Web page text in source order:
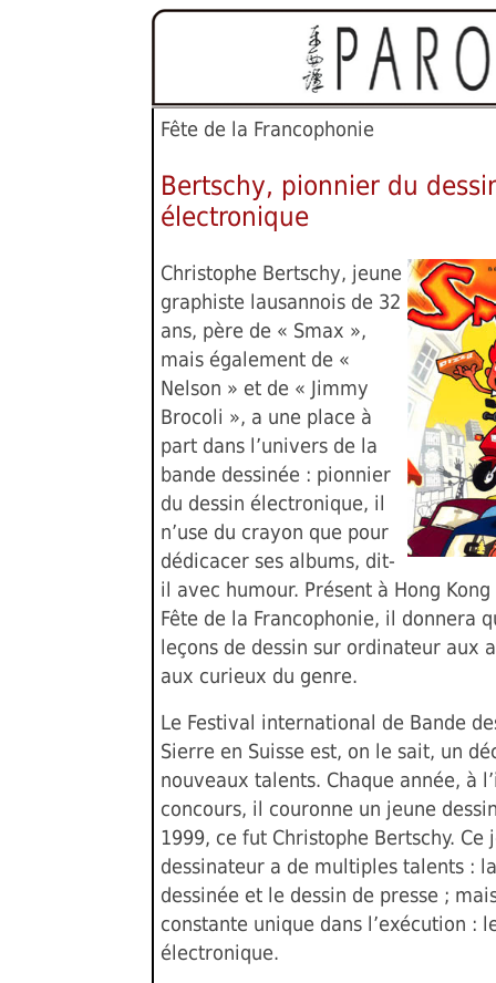
Fête de la Francophonie
Bertschy, pionnier du
électronique
Christophe Bertschy, jeune
graphiste lausannois de 32
ans, père de « Smax »,
mais également de «
Nelson » et de « Jimmy
Brocoli », a une place à
part dans l’univers de la
bande dessinée : pionnier
du dessin électronique, il
n’use du crayon que pour
dédicacer ses albums, dit-
il avec humour. Présent à Hong
Fête de la Francophonie, il donnera
leçons de dessin sur ordinateur aux
aux curieux du genre.
Le Festival international de Bande
Sierre en Suisse est, on le sait, un
nouveaux talents. Chaque année, à
concours, il couronne un jeune
1999, ce fut Christophe Bertschy. Ce
dessinateur a de multiples talents :
dessinée et le dessin de presse ;
constante unique dans l’exécution :
électronique.